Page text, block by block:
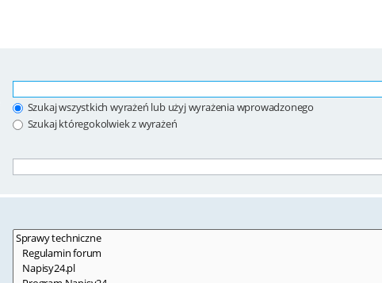
Szukaj wszystkich wyrażeń lub użyj wyrażenia wprowadzonego
Szukaj któregokolwiek z wyrażeń